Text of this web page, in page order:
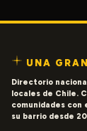
UNA
Directorio
locales de Chile.
comunidades con
su barrio desde